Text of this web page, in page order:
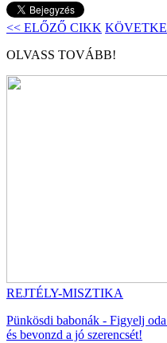
<< ELŐZŐ CIKK
OLVASS TOVÁBB!
REJTÉLY-MISZTIKA
Pünkösdi babonák - Figyelj
és bevonzd a jó szerencsét!